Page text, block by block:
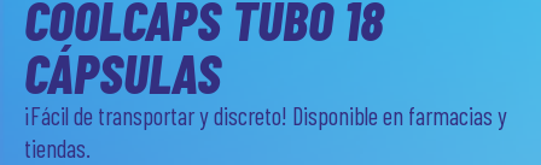
COOLCAPS TUBO 18
CÁPSULAS
¡Fácil de transportar y discreto! Disponible en farmacias y
tiendas.